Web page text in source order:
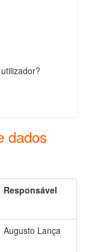
dados
Responsável
Augusto Lança